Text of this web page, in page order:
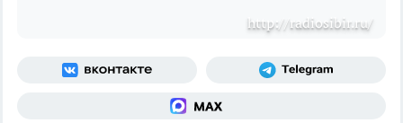
http://radiosibir.ru/